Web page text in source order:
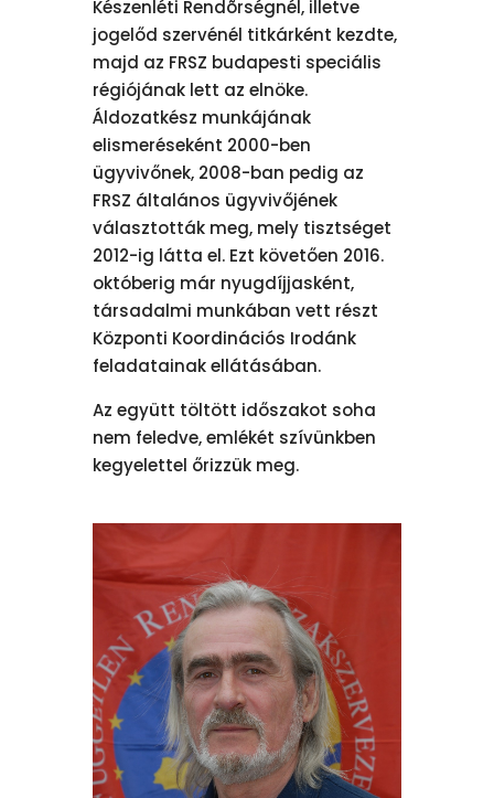
Készenléti Rendõrségnél, illetve
jogelőd szervénél titkárként kezdte,
majd az FRSZ budapesti speciális
régiójának lett az elnöke.
Áldozatkész munkájának
elismeréseként 2000-ben
ügyvivőnek, 2008-ban pedig az
FRSZ általános ügyvivőjének
választották meg, mely tisztséget
2012-ig látta el. Ezt követően 2016.
októberig már nyugdíjjasként,
társadalmi munkában vett részt
Központi Koordinációs Irodánk
feladatainak ellátásában.
Az együtt töltött időszakot soha
nem feledve, emlékét szívünkben
kegyelettel őrizzük meg.